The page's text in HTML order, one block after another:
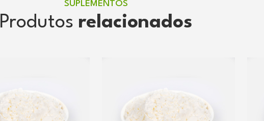
SUPLEMENTOS
Produtos relacionados